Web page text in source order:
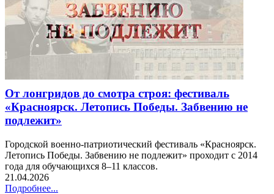
От лонгридов до смотра строя: фестиваль
«Красноярск. Летопись Победы. Забвению не
подлежит»
Городской военно-патриотический фестиваль «Красноярск.
Летопись Победы. Забвению не подлежит» проходит с 2014
года для обучающихся 8–11 классов.
21.04.2026
Подробнее...